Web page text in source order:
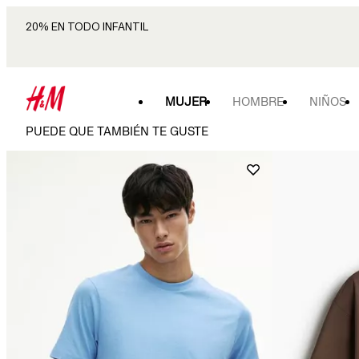
20% EN TODO INFANTIL
MUJER HOMBRE NIÑOS
PUEDE QUE TAMBIÉN TE GUSTE